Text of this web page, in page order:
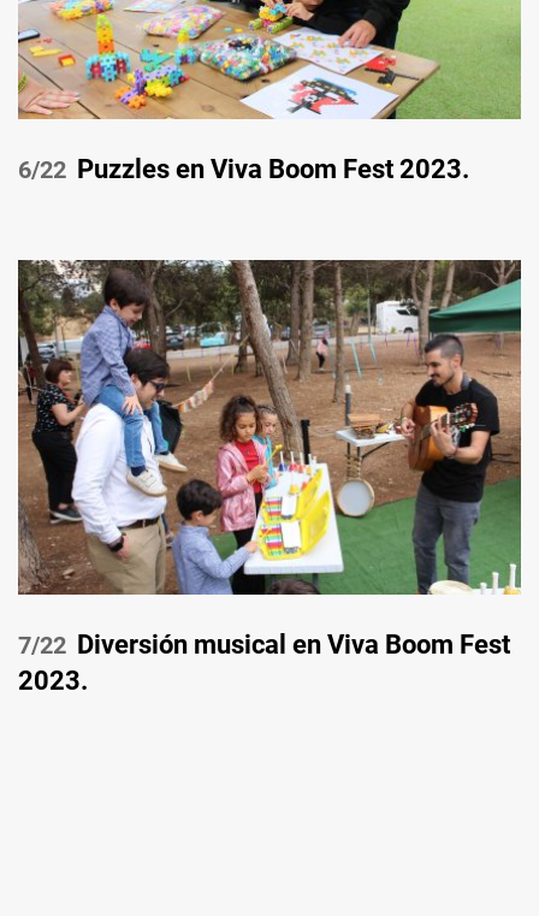
/22 Puzzles en Viva Boom Fest 2023.
/22 Diversión musical en Viva Boom Fest
2023.